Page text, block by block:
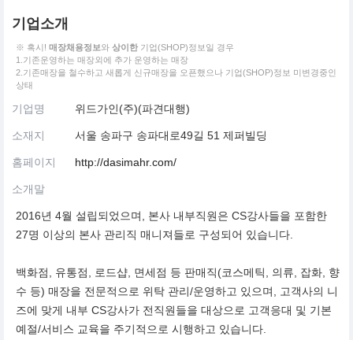
기업소개
※ 혹시! 매장채용정보와 상이한 기업(SHOP)정보일 경우
1.기존운영하는 매장외에 추가 운영하는 매장
2.기존매장을 철수하고 새롭게 신규매장을 오픈했으나 기업(SHOP)정보 미변경중인
상태
기업명 위드가인(주)(파견대행)
소재지 서울 송파구 송파대로49길 51 제퍼빌딩
홈페이지 http://dasimahr.com/
소개말
2016년 4월 설립되었으며, 본사 내부직원은 CS강사들을 포함한
27명 이상의 본사 관리직 매니져들로 구성되어 있습니다.
백화점, 유통점, 로드샵, 면세점 등 판매직(코스메틱, 의류, 잡화, 향
수 등) 매장을 전문적으로 위탁 관리/운영하고 있으며, 고객사의 니
즈에 맞게 내부 CS강사가 전직원들을 대상으로 고객응대 및 기본
예절/서비스 교육을 주기적으로 시행하고 있습니다.